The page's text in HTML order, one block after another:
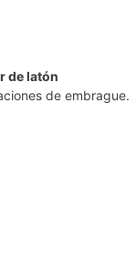
de latón
de embrague.